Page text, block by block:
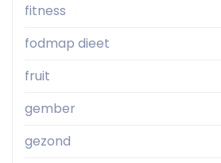
fitness
fodmap dieet
fruit
gember
gezond